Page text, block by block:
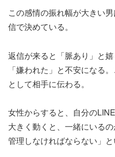
この感情の振れ幅が大きい
信で決めている。
返信が来ると「脈あり」と
「嫌われた」と不安になる
として相手に伝わる。
女性からすると、自分の
大きく動くと、一緒にいる
管理しなければならない」と